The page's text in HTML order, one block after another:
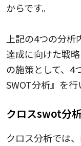
からです。
上記の4つの分析
達成に向けた戦
の施策として、4
SWOT分析』を行
クロスswot分
クロス分析では